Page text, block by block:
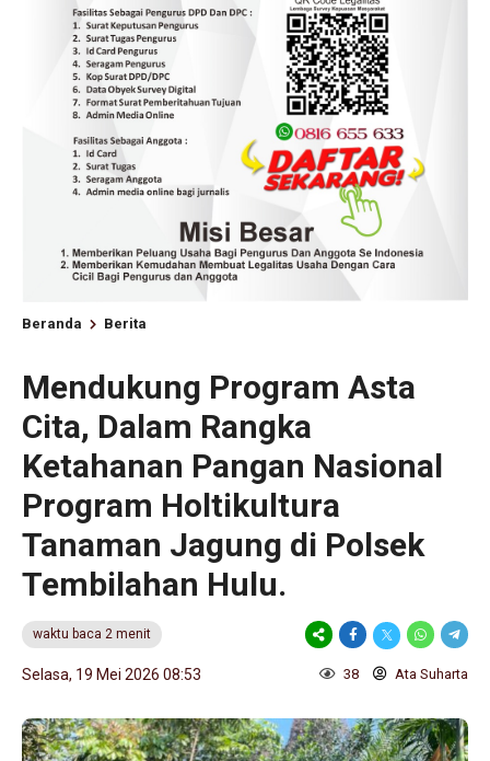
Beranda Berita
Mendukung Program Asta
Cita, Dalam Rangka
Ketahanan Pangan Nasional
Program Holtikultura
Tanaman Jagung di Polsek
Tembilahan Hulu.
waktu baca 2 menit
Selasa, 19 Mei 2026 08:53 38 Ata Suharta